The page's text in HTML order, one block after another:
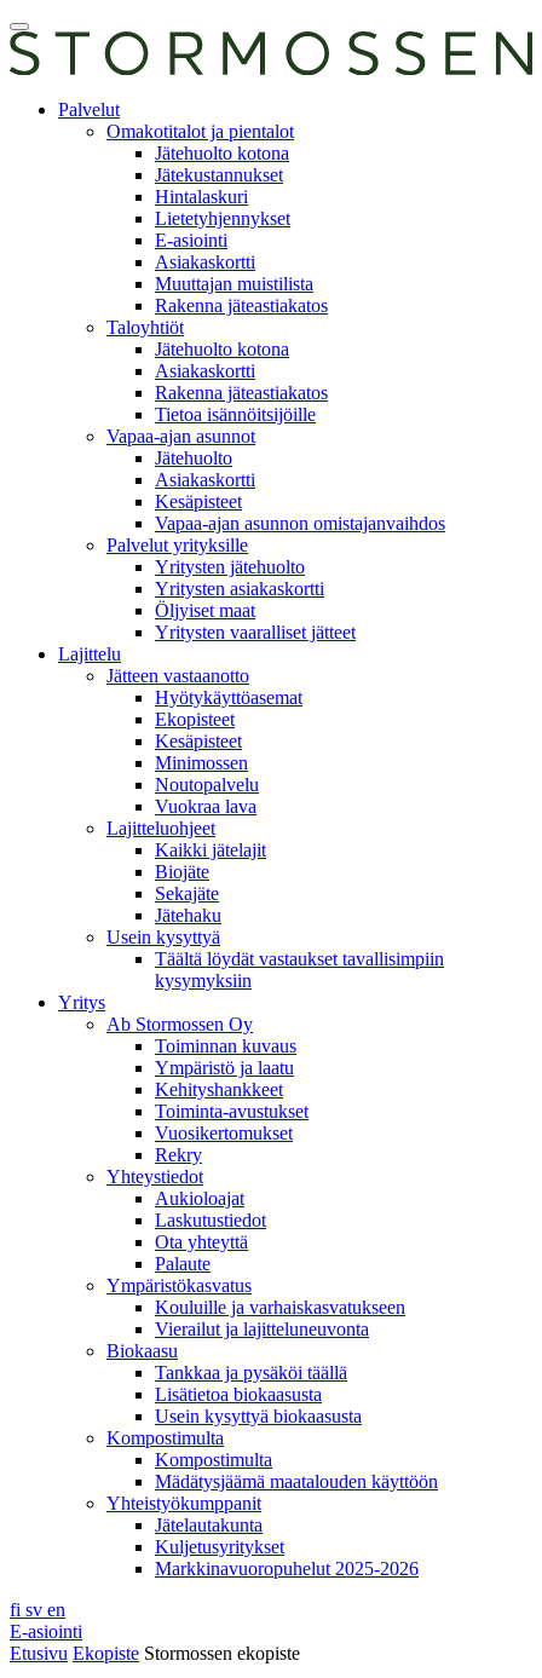
Skip
to
content
Avaa
päävalikko
asiointiPalvelut
Omakotitalot ja pientalot
Jätehuolto kotona
Jätekustannukset
Hintalaskuri
Lietetyhjennykset
E-asiointi
Asiakaskortti
Muuttajan muistilista
Rakenna jäteastiakatos
Taloyhtiöt
Jätehuolto kotona
Asiakaskortti
Rakenna jäteastiakatos
Tietoa isännöitsijöille
Vapaa-ajan asunnot
Jätehuolto
Asiakaskortti
Kesäpisteet
Vapaa-ajan asunnon omistajanvaihdos
Palvelut yrityksille
Yritysten jätehuolto
Yritysten asiakaskortti
Öljyiset maat
Yritysten vaaralliset jätteet
Lajittelu
Jätteen vastaanotto
Hyötykäyttöasemat
Ekopisteet
Kesäpisteet
Minimossen
Noutopalvelu
Vuokraa lava
Lajitteluohjeet
Kaikki jätelajit
Biojäte
Sekajäte
Jätehaku
Usein kysyttyä
Täältä löydät vastaukset tavallisimpiin
kysymyksiin
Yritys
Ab Stormossen Oy
Toiminnan kuvaus
Ympäristö ja laatu
Kehityshankkeet
Toiminta-avustukset
Vuosikertomukset
Rekry
Yhteystiedot
Aukioloajat
Laskutustiedot
Ota yhteyttä
Palaute
Ympäristökasvatus
Kouluille ja varhaiskasvatukseen
Vierailut ja lajitteluneuvonta
Biokaasu
Tankkaa ja pysäköi täällä
Lisätietoa biokaasusta
Usein kysyttyä biokaasusta
Kompostimulta
Kompostimulta
Mädätysjäämä maatalouden käyttöön
Yhteistyökumppanit
Jätelautakunta
Kuljetusyritykset
Markkinavuoropuhelut 2025-2026
fi sv en
E-asiointi
Etusivu Ekopiste Stormossen ekopiste